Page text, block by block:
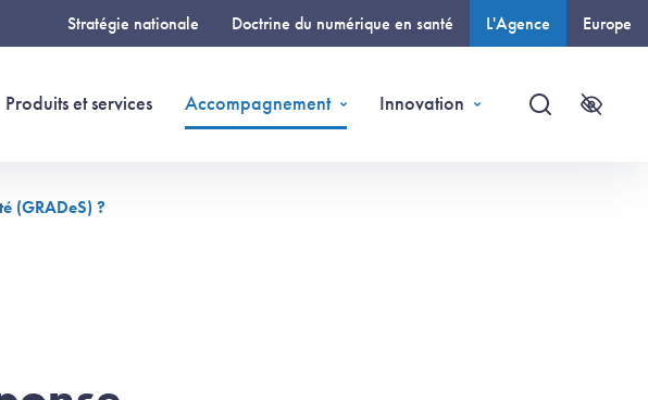
Stratégie nationale Doctrine du numérique en santé L'Agence Europe
Produits et services Accompagnement Innovation
Recherche
(GRADeS) ?